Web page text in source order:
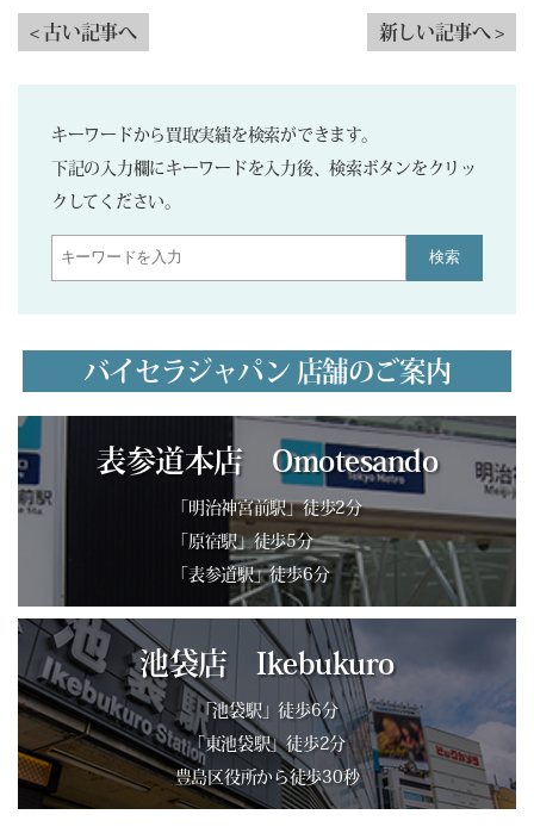
< 古い記事へ 新しい記事へ >
キーワードから買取実績を検索ができます。
下記の入力欄にキーワードを入力後、検索ボタンをクリッ
クしてください。
検索
バイセラジャパン 店舗のご案内
表参道本店 Omotesando
「明治神宮前駅」徒歩2分
「原宿駅」徒歩5分
「表参道駅」徒歩6分
池袋店 Ikebukuro
「池袋駅」徒歩6分
「東池袋駅」徒歩2分
豊島区役所から徒歩30秒